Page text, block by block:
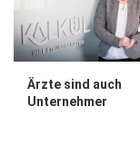
Lebensart
Ärzte sind auch
Unternehmer